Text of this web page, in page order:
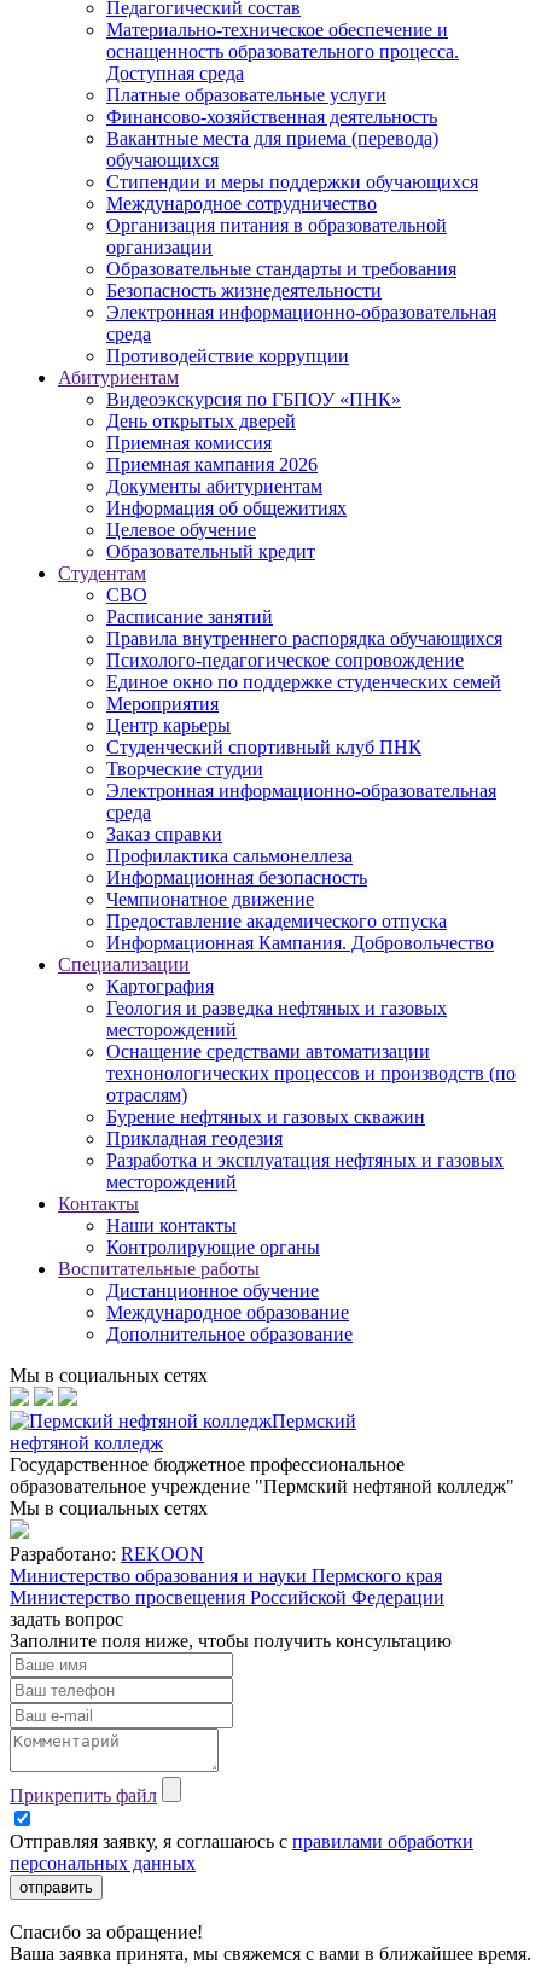
Педагогический состав
Материально-техническое обеспечение и
оснащенность образовательного процесса.
Доступная среда
Платные образовательные услуги
Финансово-хозяйственная деятельность
Вакантные места для приема (перевода)
обучающихся
Стипендии и меры поддержки обучающихся
Международное сотрудничество
Организация питания в образовательной
организации
Образовательные стандарты и требования
Безопасность жизнедеятельности
Электронная информационно-образовательная
среда
Противодействие коррупции
Абитуриентам
Видеоэкскурсия по ГБПОУ «ПНК»
День открытых дверей
Приемная комиссия
Приемная кампания 2026
Дoкументы абитуриентам
Информация об общежитиях
Целевое обучение
Образовательный кредит
Студентам
СВО
Расписание занятий
Правила внутреннего распорядка обучающихся
Психолого-педагогическое сопровождение
Единое окно по поддержке студенческих семей
Мероприятия
Центр карьеры
Студенческий спортивный клуб ПНК
Творческие студии
Электронная информационно-образовательная
среда
Заказ справки
Профилактика сальмонеллеза
Информационная безопасность
Чемпионатное движение
Предоставление академического отпуска
Информационная Кампания. Добровольчество
Специализации
Картография
Геология и разведка нефтяных и газовых
месторождений
Оснащение средствами автоматизации
технонологических процессов и производств (по
отраслям)
Бурение нефтяных и газовых скважин
Прикладная геодезия
Разработка и эксплуатация нефтяных и газовых
месторождений
Контакты
Наши контакты
Контролирующие органы
Воспитательные работы
Дистанционное обучение
Международное образование
Дополнительное образование
Мы в социальных сетях
Пермский
нефтяной колледж
Государственное бюджетное профессиональное
образовательное учреждение "Пермский нефтяной колледж"
Мы в социальных сетях
Разработано: REKOON
Министерство образования и науки Пермского края
Министерство просвещения Российской Федерации
задать вопрос
Заполните поля ниже, чтобы получить консультацию
Прикрепить файл
Отправляя заявку, я соглашаюсь с правилами обработки
персональных данных
отправить
Спасибо за обращение!
Ваша заявка принята, мы свяжемся с вами в ближайшее время.